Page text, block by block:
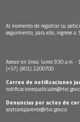
Al momento de registrar su
seguimiento, para ello, ingrese a:
Asesor en línea: lunes 9:30 a.m. -
(+57) (601) 2200700
Correo de notificaciones
Denuncias por actos de
soytransparente@rtvc.gov.co